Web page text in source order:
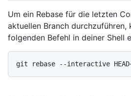
Um ein Rebase für die letzten
aktuellen Branch durchzuführen,
folgenden Befehl in deiner Shell